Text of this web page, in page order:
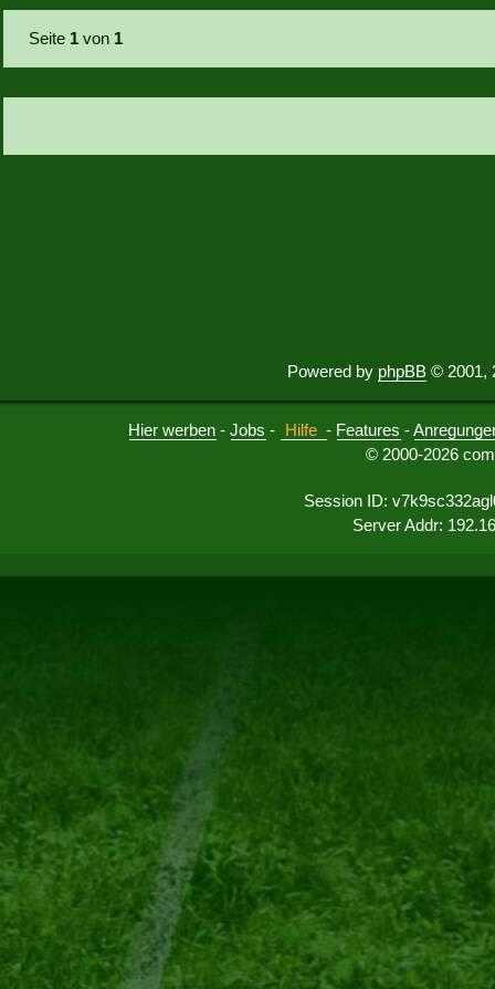
Seite 1 von 1
Powered by phpBB © 2001,
Hier werben -Jobs - Hilfe - Features -
© 2000-2026
Session ID:
Server Addr: